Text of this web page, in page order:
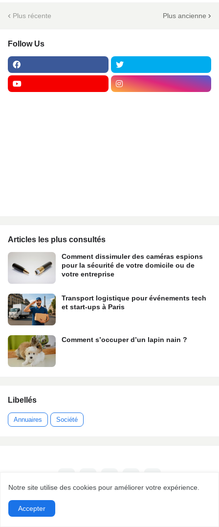
Plus récente Plus ancienne
Follow Us
Articles les plus consultés
Comment dissimuler des caméras espions
pour la sécurité de votre domicile ou de
votre entreprise
Transport logistique pour événements tech
et start-ups à Paris
Comment s’occuper d’un lapin nain ?
Libellés
Annuaires Société
Notre site utilise des cookies pour améliorer votre expérience.
Accepter